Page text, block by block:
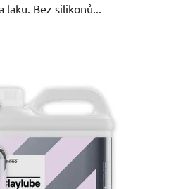
laku. Bez silikonů...